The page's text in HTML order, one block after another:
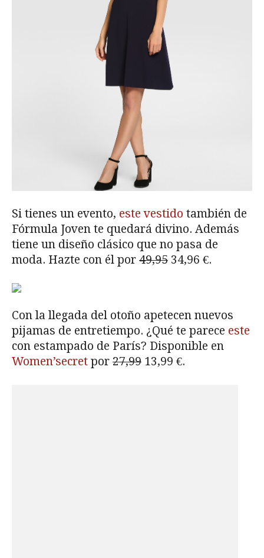
Si tienes un evento, este vestido también de
Fórmula Joven te quedará divino. Además
tiene un diseño clásico que no pasa de
moda. Hazte con él por 49,95 34,96 €.
Con la llegada del otoño apetecen nuevos
pijamas de entretiempo. ¿Qué te parece este
con estampado de París? Disponible en
Women’secret por 27,99 13,99 €.